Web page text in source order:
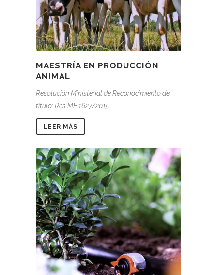
MAESTRÍA EN PRODUCCIÓN
ANIMAL
Resolución Ministerial de Reconocimiento de
título: Res ME 1627/2015.
LEER MÁS